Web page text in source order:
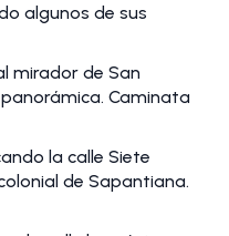
algunos de sus
mirador de San
Caminata
la calle Siete
de Sapantiana.